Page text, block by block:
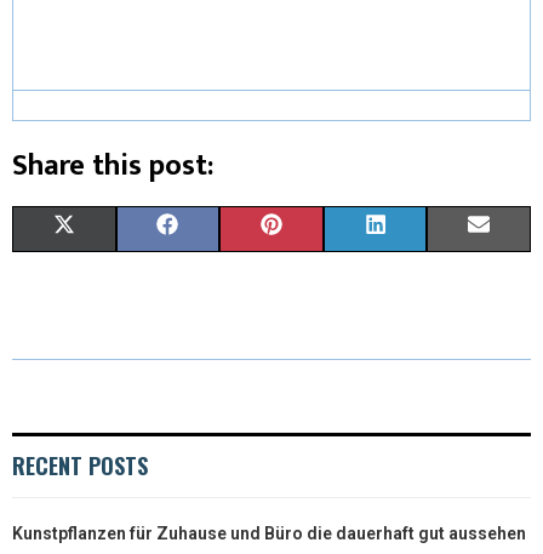
Share this post:
W
E
E
K
T
S
K
N
I
RECENT POSTS
Kunstpflanzen für Zuhause und Büro die dauerhaft gut aussehen